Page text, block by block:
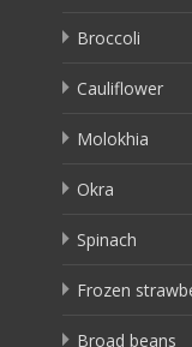
Broccoli
Cauliflower
Molokhia
Okra
Spinach
Frozen
Broad beans